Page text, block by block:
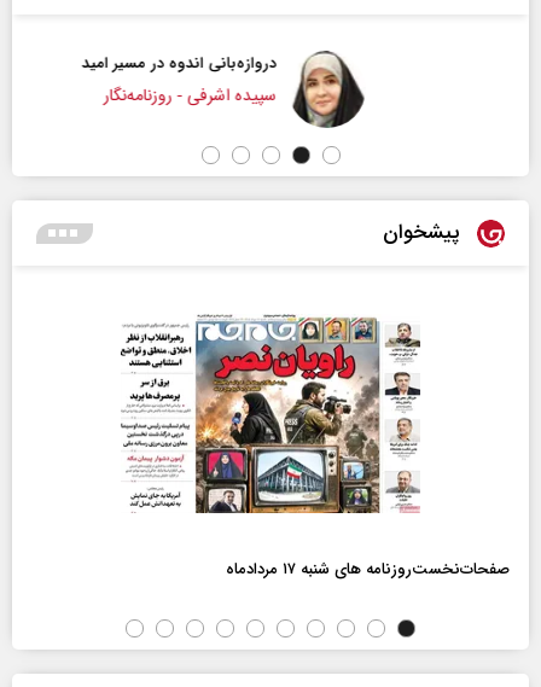
دروازه‌بانی اندوه در مسیر امید
سپیده اشرفی - روزنامه‌نگار
پیشخوان
صفحات‌نخست‌روزنامه ها‌ی شنبه ۱۷ مردادماه